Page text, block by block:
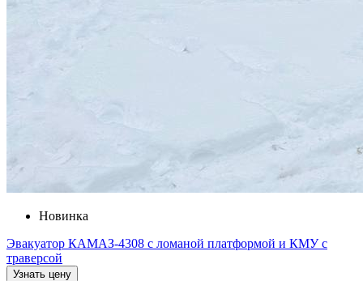
Новинка
Эвакуатор КАМАЗ-4308 с ломаной платформой и КМУ с
траверсой
Узнать цену